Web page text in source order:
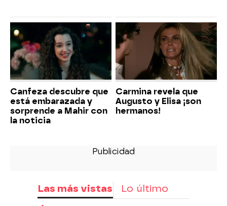
Canfeza descubre que
está embarazada y
sorprende a Mahir con
la noticia
Carmina revela que
Augusto y Elisa ¡son
hermanos!
Las más vistas Lo último